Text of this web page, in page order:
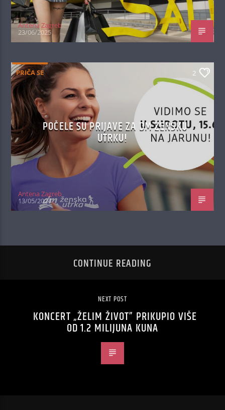
Antena Zagreb
23/06/2025
PRIČA SE 2
POČELE SU PRIJAVE ZA DM ŽENSKU
UTRKU!
Antena Zagreb
13/05/2024
CONTINUE READING
NEXT POST
KONCERT „ŽELIM ŽIVOT” PRIKUPIO VIŠE
OD 1.2 MILIJUNA KUNA